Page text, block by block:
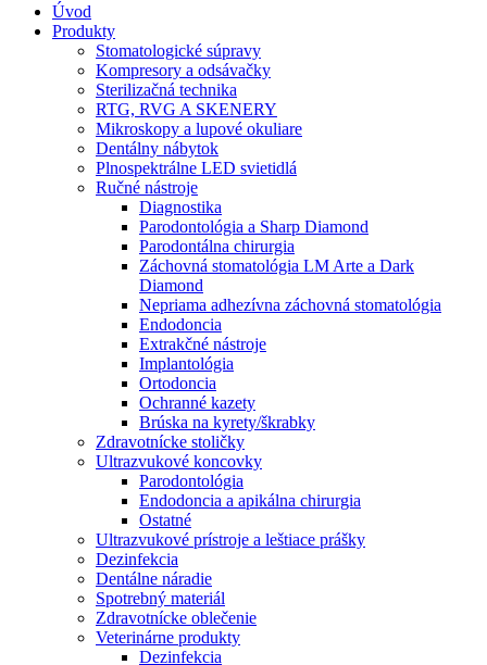
Úvod
Produkty
Stomatologické súpravy
Kompresory a odsávačky
Sterilizačná technika
RTG, RVG A SKENERY
Mikroskopy a lupové okuliare
Dentálny nábytok
Plnospektrálne LED svietidlá
Ručné nástroje
Diagnostika
Parodontológia a Sharp Diamond
Parodontálna chirurgia
Záchovná stomatológia LM Arte a Dark
Diamond
Nepriama adhezívna záchovná stomatológia
Endodoncia
Extrakčné nástroje
Implantológia
Ortodoncia
Ochranné kazety
Brúska na kyrety/škrabky
Zdravotnícke stoličky
Ultrazvukové koncovky
Parodontológia
Endodoncia a apikálna chirurgia
Ostatné
Ultrazvukové prístroje a leštiace prášky
Dezinfekcia
Dentálne náradie
Spotrebný materiál
Zdravotnícke oblečenie
Veterinárne produkty
Dezinfekcia